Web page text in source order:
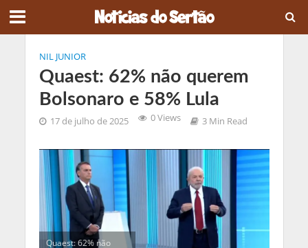
NIL JUNIOR
Quaest: 62% não querem
Bolsonaro e 58% Lula
17 de julho de 2025 0 Views 3 Min Read
Quaest: 62% não